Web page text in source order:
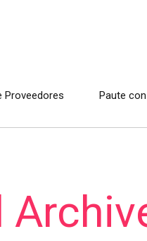
Proveedores Paute